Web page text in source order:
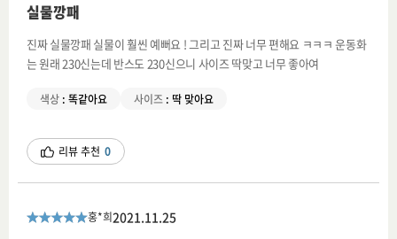
실물깡패
진짜 실물깡패 실물이 훨씬 예뻐요 ! 그리고 진짜 너무 편해요 ㅋㅋㅋ 운동화
는 원래 230신는데 반스도 230신으니 사이즈 딱맞고 너무 좋아여
색상 : 똑같아요 사이즈 : 딱 맞아요
리뷰 추천 0
홍*희2021.11.25